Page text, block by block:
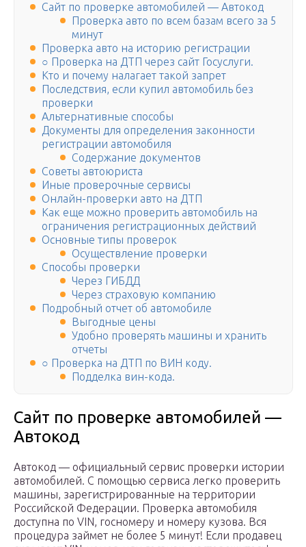
Сайт по проверке автомобилей — Автокод
Проверка авто по всем базам всего за 5
минут
Проверка авто на историю регистрации
○ Проверка на ДТП через сайт Госуслуги.
Кто и почему налагает такой запрет
Последствия, если купил автомобиль без
проверки
Альтернативные способы
Документы для определения законности
регистрации автомобиля
Содержание документов
Советы автоюриста
Иные проверочные сервисы
Онлайн-проверки авто на ДТП
Как еще можно проверить автомобиль на
ограничения регистрационных действий
Основные типы проверок
Осуществление проверки
Способы проверки
Через ГИБДД
Через страховую компанию
Подробный отчет об автомобиле
Выгодные цены
Удобно проверять машины и хранить
отчеты
○ Проверка на ДТП по ВИН коду.
Подделка вин-кода.
Сайт по проверке автомобилей —
Автокод
Автокод — официальный сервис проверки истории
автомобилей. С помощью сервиса легко проверить
машины, зарегистрированные на территории
Российской Федерации. Проверка автомобиля
доступна по VIN, госномеру и номеру кузова. Вся
процедура займет не более 5 минут! Если продавец